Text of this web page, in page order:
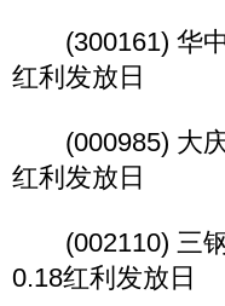
(300161) 华中
红利发放日
(000985) 大庆
红利发放日
(002110) 三钢
0.18红利发放日